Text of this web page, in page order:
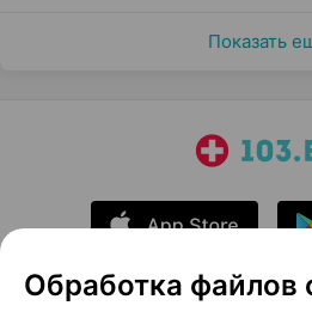
Показать
Обработка файлов